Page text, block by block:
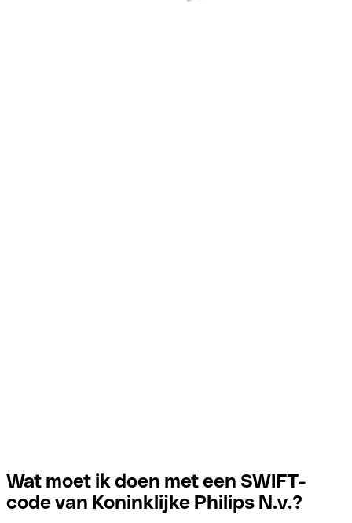
Wat moet ik doen met een SWIFT-
code van Koninklijke Philips N.v.?